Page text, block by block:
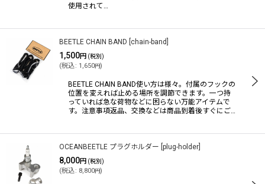
使用されて…
BEETLE CHAIN BAND chain-band
1,500円 (税別)
(税込: 1,650円)
BEETLE CHAIN BAND使い方は様々。付属のフックの
位置を変えれば止める場所を調節できます。一つ持
っていれば急な荷物などに困らない万能アイテムで
す。注意事項返品、交換などは商品到着後すぐにご…
OCEANBEETLE プラグホルダー plug-holder
8,000円 (税別)
(税込: 8,800円)